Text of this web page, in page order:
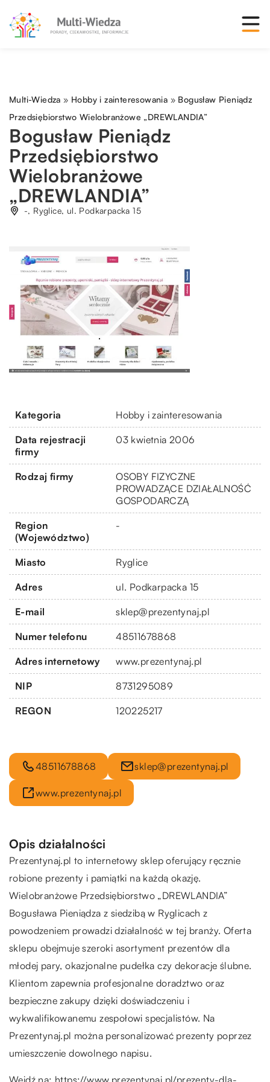
Multi-Wiedza » Hobby i zainteresowania » Bogusław Pieniądz
Przedsiębiorstwo Wielobranżowe „DREWLANDIA”
Bogusław Pieniądz
Przedsiębiorstwo
Wielobranżowe
„DREWLANDIA”
-, Ryglice, ul. Podkarpacka 15
Kategoria Hobby i zainteresowania
Data rejestracji
firmy
03 kwietnia 2006
Rodzaj firmy
OSOBY FIZYCZNE
PROWADZĄCE DZIAŁALNOŚĆ
GOSPODARCZĄ
Region
(Województwo)
-
Miasto Ryglice
Adres ul. Podkarpacka 15
E-mail sklep@prezentynaj.pl
Numer telefonu 48511678868
Adres internetowy www.prezentynaj.pl
NIP 8731295089
REGON 120225217
48511678868 sklep@prezentynaj.pl
www.prezentynaj.pl
Opis działalności
Prezentynaj.pl to internetowy sklep oferujący ręcznie
robione prezenty i pamiątki na każdą okazję.
Wielobranżowe Przedsiębiorstwo „DREWLANDIA”
Bogusława Pieniądza z siedzibą w Ryglicach z
powodzeniem prowadzi działalność w tej branży. Oferta
sklepu obejmuje szeroki asortyment prezentów dla
młodej pary, okazjonalne pudełka czy dekoracje ślubne.
Klientom zapewnia profesjonalne doradztwo oraz
bezpieczne zakupy dzięki doświadczeniu i
wykwalifikowanemu zespołowi specjalistów. Na
Prezentynaj.pl można personalizować prezenty poprzez
umieszczenie dowolnego napisu.
Wejdź na: https://www.prezentynaj.pl/prezenty-dla-